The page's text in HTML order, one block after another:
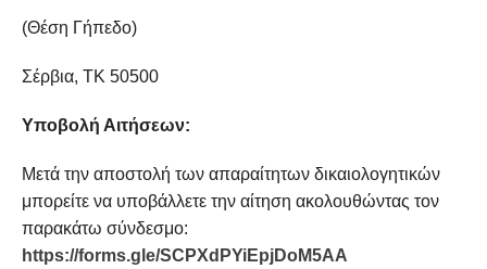
(Θέση Γήπεδο)
Σέρβια, ΤΚ 50500
Υποβολή Αιτήσεων:
Μετά την αποστολή των απαραίτητων δικαιολογητικών
μπορείτε να υποβάλλετε την αίτηση ακολουθώντας τον
παρακάτω σύνδεσμο:
https://forms.gle/SCPXdPYiEpjDoM5AA